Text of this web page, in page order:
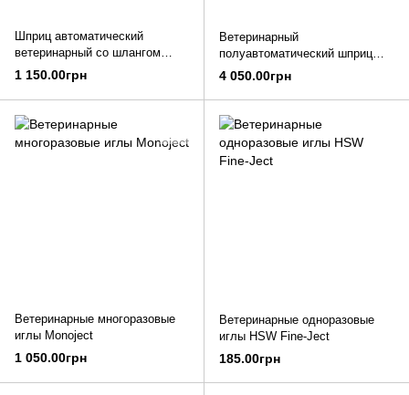
Шприц автоматический
ветеринарный cо шлангом
HSW Eco-Matic
1 150.00грн
Ветеринарный
полуавтоматический шприц
HSW Multi-Matic
4 050.00грн
Ветеринарные многоразовые
иглы Monoject
1 050.00грн
Ветеринарные одноразовые
иглы HSW Fine-Ject
185.00грн